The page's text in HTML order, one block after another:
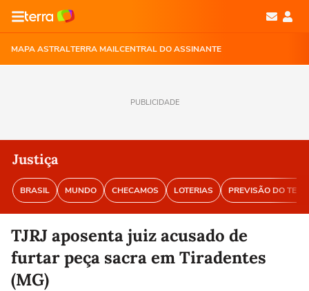
MAPA ASTRALTERRA MAILCENTRAL DO ASSINANTE
PUBLICIDADE
Justiça
BRASIL MUNDO CHECAMOS LOTERIAS PREVISÃO DO
TJRJ aposenta juiz acusado de
furtar peça sacra em Tiradentes
(MG)